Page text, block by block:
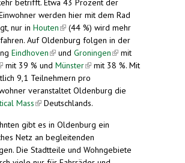
betrifft. Etwa 43 Prozent der
werden hier mit dem Rad
nur in Houten(link is external)
(44 %) wird mehr
Auf Oldenburg folgen in der
Eindhoven(link is external)
und Groningen(link is
external)
mit
is external)
mit 39 % und Münster(link is
external)
mit 38 %. Mit
9,1 Teilnehmern pro
veranstaltet Oldenburg die
Mass(link is external)
Deutschlands.
gibt es in Oldenburg ein
Netz an begleitenden
Die Stadtteile und Wohngebiete